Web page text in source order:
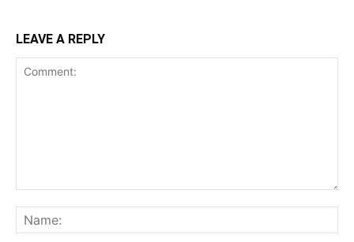
LEAVE A REPLY